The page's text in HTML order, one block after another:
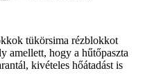
tükörsima rézblokkot
amellett, hogy a hűtőpaszta
kivételes hőátadást is